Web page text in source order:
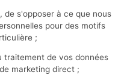
de s'opposer à ce que nous
pour des motifs
;
traitement de vos données
marketing direct ;